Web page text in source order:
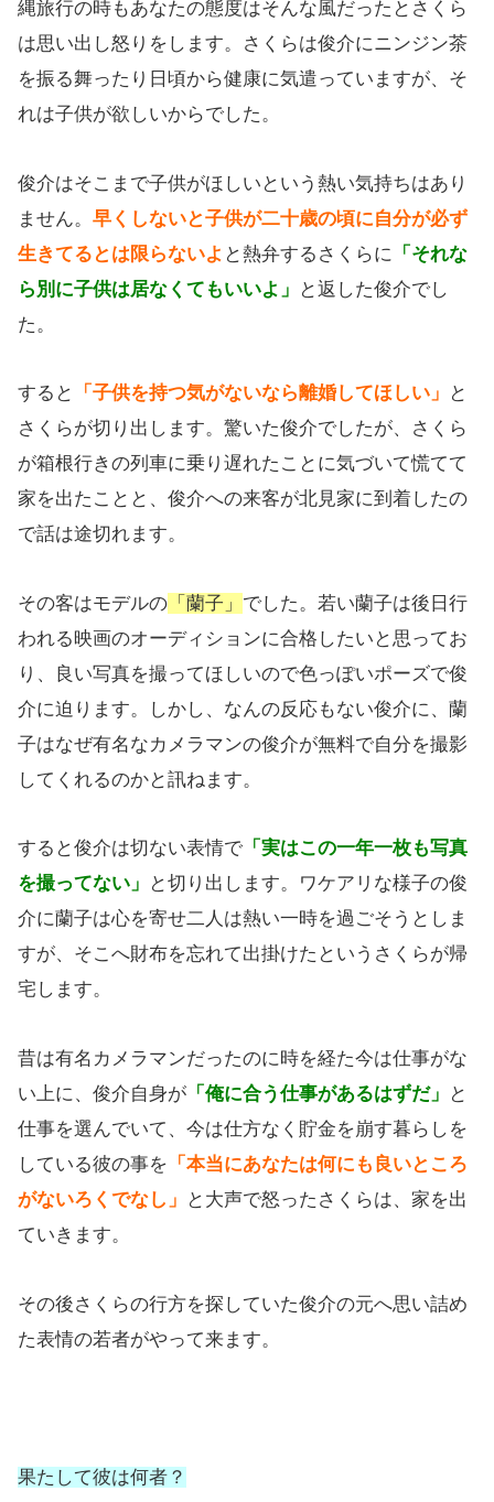
縄旅行の時もあなたの態度はそんな風だったとさくら
は思い出し怒りをします。さくらは俊介にニンジン茶
を振る舞ったり日頃から健康に気遣っていますが、そ
れは子供が欲しいからでした。
俊介はそこまで子供がほしいという熱い気持ちはあり
ません。 早くしないと子供が二十歳の頃に自分が必ず
生きてるとは限らないよ と熱弁するさくらに
「それな
ら別に子供は居なくてもいいよ」
と返した俊介でし
た。
すると 「子供を持つ気がないなら離婚してほしい」
と
さくらが切り出します。驚いた俊介でしたが、さくら
が箱根行きの列車に乗り遅れたことに気づいて慌てて
家を出たことと、俊介への来客が北見家に到着したの
で話は途切れます。
その客はモデルの 「蘭子」 でした。若い蘭子は後日行
われる映画のオーディションに合格したいと思ってお
り、良い写真を撮ってほしいので色っぽいポーズで俊
介に迫ります。しかし、なんの反応もない俊介に、蘭
子はなぜ有名なカメラマンの俊介が無料で自分を撮影
してくれるのかと訊ねます。
すると俊介は切ない表情で 「実はこの一年一枚も写真
を撮ってない」
と切り出します。ワケアリな様子の俊
介に蘭子は心を寄せ二人は熱い一時を過ごそうとしま
すが、そこへ財布を忘れて出掛けたというさくらが帰
宅します。
昔は有名カメラマンだったのに時を経た今は仕事がな
い上に、俊介自身が 「俺に合う仕事があるはずだ」
と
仕事を選んでいて、今は仕方なく貯金を崩す暮らしを
している彼の事を 「本当にあなたは何にも良いところ
がないろくでなし」
と大声で怒ったさくらは、家を出
ていきます。
その後さくらの行方を探していた俊介の元へ思い詰め
た表情の若者がやって来ます。
果たして彼は何者？